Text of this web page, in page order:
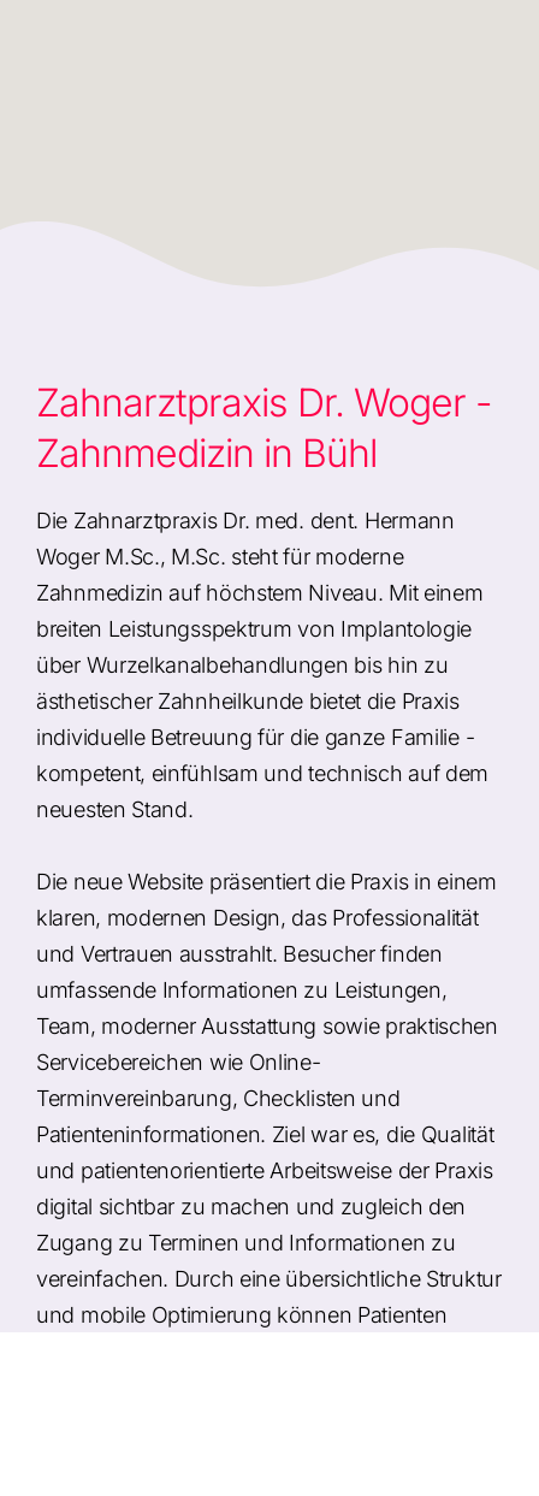
Zahnarztpraxis Dr. Woger -
Zahnmedizin in Bühl
Die Zahnarztpraxis Dr. med. dent. Hermann
Woger M.Sc., M.Sc. steht für moderne
Zahnmedizin auf höchstem Niveau. Mit einem
breiten Leistungsspektrum von Implantologie
über Wurzelkanalbehandlungen bis hin zu
ästhetischer Zahnheilkunde bietet die Praxis
individuelle Betreuung für die ganze Familie -
kompetent, einfühlsam und technisch auf dem
neuesten Stand.
Die neue Website präsentiert die Praxis in einem
klaren, modernen Design, das Professionalität
und Vertrauen ausstrahlt. Besucher finden
umfassende Informationen zu Leistungen,
Team, moderner Ausstattung sowie praktischen
Servicebereichen wie Online-
Terminvereinbarung, Checklisten und
Patienteninformationen. Ziel war es, die Qualität
und patientenorientierte Arbeitsweise der Praxis
digital sichtbar zu machen und zugleich den
Zugang zu Terminen und Informationen zu
vereinfachen. Durch eine übersichtliche Struktur
und mobile Optimierung können Patienten